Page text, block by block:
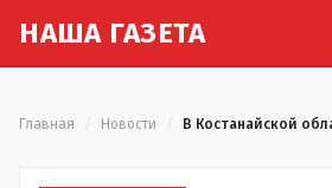
НАША ГАЗЕТА
Главная Новости